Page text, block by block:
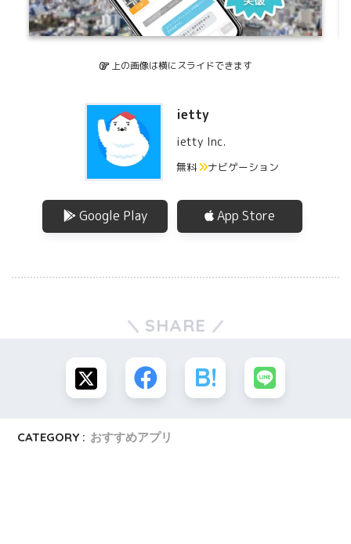
上の画像は横にスライドできます
ietty
ietty Inc.
無料 ナビゲーション
Google Play App Store
SHARE
CATEGORY : おすすめアプリ